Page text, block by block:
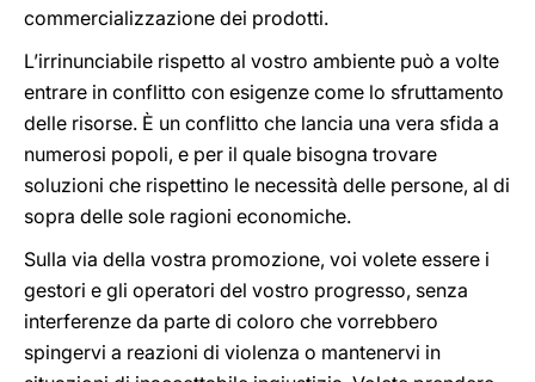
commercializzazione dei prodotti.
L’irrinunciabile rispetto al vostro ambiente può a volte
entrare in conflitto con esigenze come lo sfruttamento
delle risorse. È un conflitto che lancia una vera sfida a
numerosi popoli, e per il quale bisogna trovare
soluzioni che rispettino le necessità delle persone, al di
sopra delle sole ragioni economiche.
Sulla via della vostra promozione, voi volete essere i
gestori e gli operatori del vostro progresso, senza
interferenze da parte di coloro che vorrebbero
spingervi a reazioni di violenza o mantenervi in